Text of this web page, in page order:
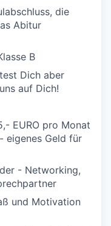
die
Abitur
B
Dich aber
auf Dich!
EURO pro Monat
eigenes Geld für
- Networking,
und Motivation